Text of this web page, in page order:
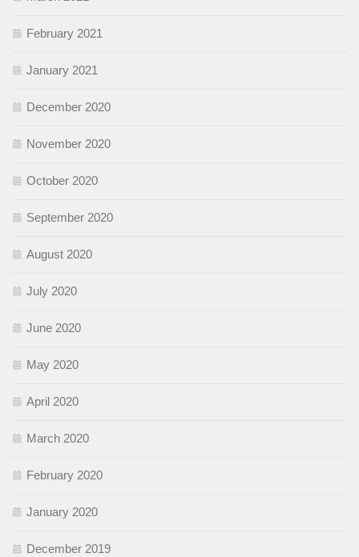
February 2021
January 2021
December 2020
November 2020
October 2020
September 2020
August 2020
July 2020
June 2020
May 2020
April 2020
March 2020
February 2020
January 2020
December 2019